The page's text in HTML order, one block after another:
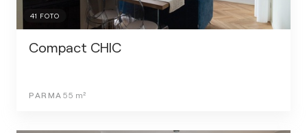
41 FOTO
Compact CHIC
PARMA 55 m²